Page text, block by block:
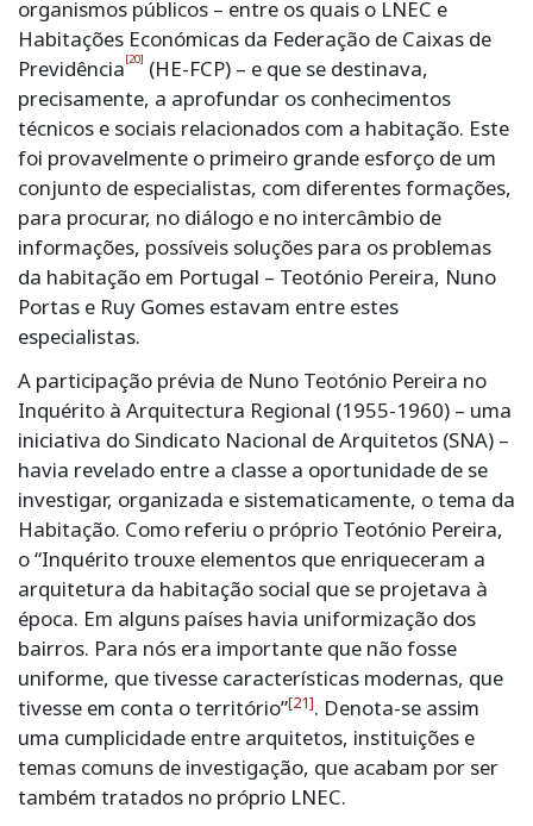
organismos públicos – entre os quais o LNEC e
Habitações Económicas da Federação de Caixas de
Previdência[20] (HE-FCP) – e que se destinava,
precisamente, a aprofundar os conhecimentos
técnicos e sociais relacionados com a habitação. Este
foi provavelmente o primeiro grande esforço de um
conjunto de especialistas, com diferentes formações,
para procurar, no diálogo e no intercâmbio de
informações, possíveis soluções para os problemas
da habitação em Portugal – Teotónio Pereira, Nuno
Portas e Ruy Gomes estavam entre estes
especialistas.
A participação prévia de Nuno Teotónio Pereira no
Inquérito à Arquitectura Regional (1955-1960) – uma
iniciativa do Sindicato Nacional de Arquitetos (SNA) –
havia revelado entre a classe a oportunidade de se
investigar, organizada e sistematicamente, o tema da
Habitação. Como referiu o próprio Teotónio Pereira,
o “Inquérito trouxe elementos que enriqueceram a
arquitetura da habitação social que se projetava à
época. Em alguns países havia uniformização dos
bairros. Para nós era importante que não fosse
uniforme, que tivesse características modernas, que
tivesse em conta o território”[21]. Denota-se assim
uma cumplicidade entre arquitetos, instituições e
temas comuns de investigação, que acabam por ser
também tratados no próprio LNEC.